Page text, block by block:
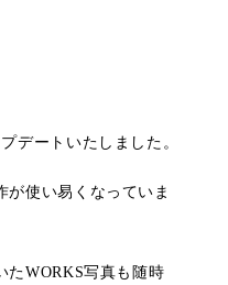
デートいたしました。
が使い易くなっていま
たWORKS写真も随時